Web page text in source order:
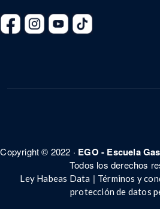
Copyright © 2022 · EGO - Escuela
Todos los derechos
Ley Habeas Data | Términos y
protección de datos